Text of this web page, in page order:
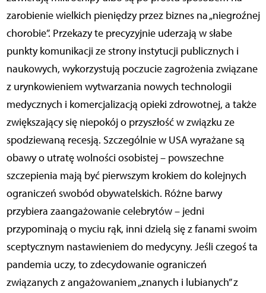
zarobienie wielkich pieniędzy przez biznes na „niegroźnej
chorobie”. Przekazy te precyzyjnie uderzają w słabe
punkty komunikacji ze strony instytucji publicznych i
naukowych, wykorzystują poczucie zagrożenia związane
z urynkowieniem wytwarzania nowych technologii
medycznych i komercjalizacją opieki zdrowotnej, a także
zwiększający się niepokój o przyszłość w związku ze
spodziewaną recesją. Szczególnie w USA wyrażane są
obawy o utratę wolności osobistej – powszechne
szczepienia mają być pierwszym krokiem do kolejnych
ograniczeń swobód obywatelskich. Różne barwy
przybiera zaangażowanie celebrytów – jedni
przypominają o myciu rąk, inni dzielą się z fanami swoim
sceptycznym nastawieniem do medycyny. Jeśli czegoś ta
pandemia uczy, to zdecydowanie ograniczeń
związanych z angażowaniem „znanych i lubianych” z